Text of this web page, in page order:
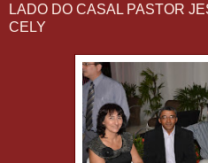
LADO DO CASAL PASTOR
CELY